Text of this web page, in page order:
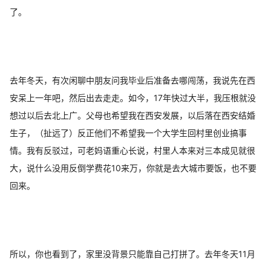
了。
去年冬天，有次闲聊中朋友问我毕业后准备去哪闯荡，我说先在西
安呆上一年吧，然后出去走走。如今，17年快过大半，我压根就没
想过以后去北上广。父母也希望我在西安发展，以后落在西安结婚
生子，（扯远了）反正他们不希望我一个大学生回村里创业搞事
情。我有反驳过，可老妈语重心长说，村里人本来对三本成见就很
大，说什么没用反倒学费花10来万，你就是去大城市要饭，也不要
回来。
所以，你也看到了，家里没背景只能靠自己打拼了。去年冬天11月